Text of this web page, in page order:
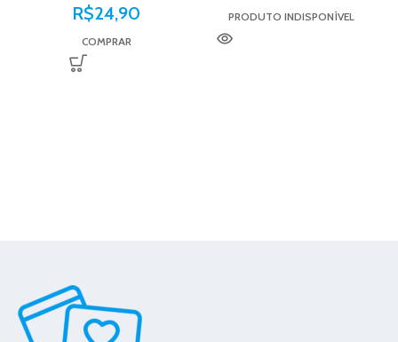
R$24,90
COMPRAR
PRODUTO INDISPONÍVEL